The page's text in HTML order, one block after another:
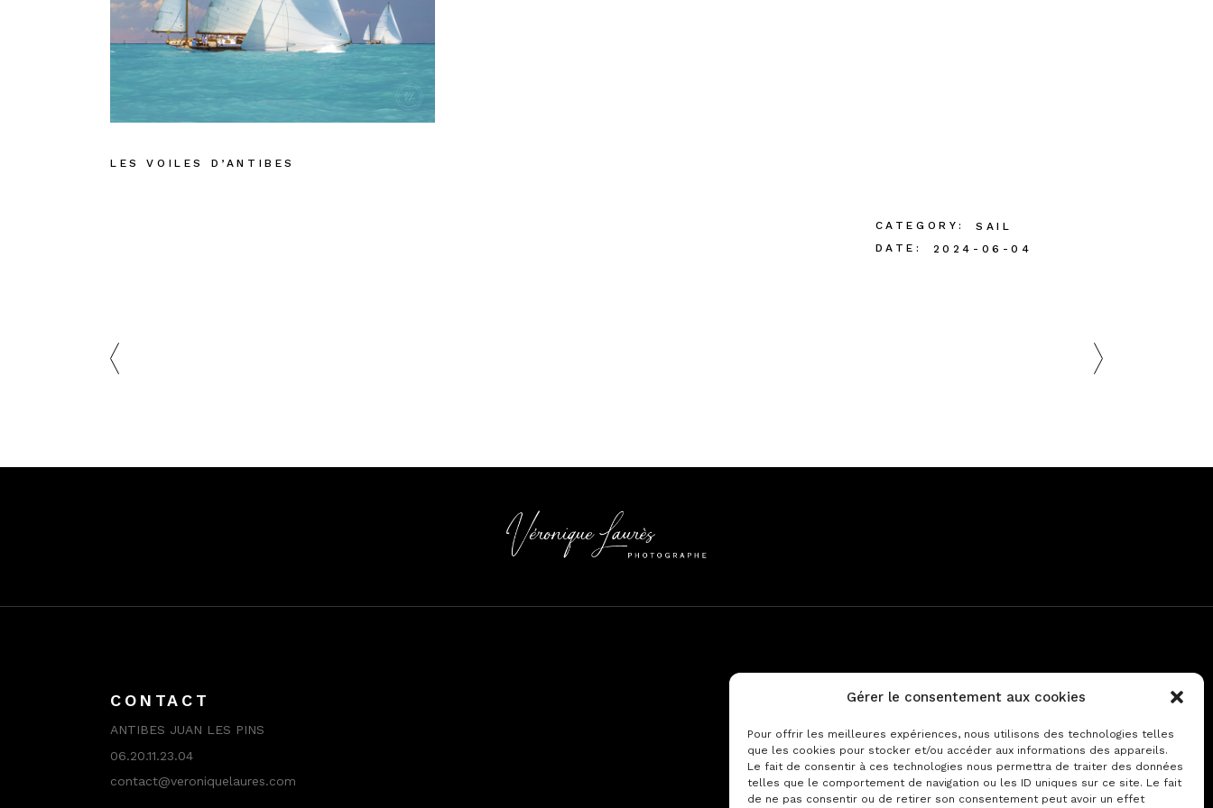
Gérer le consentement aux cookies
Pour offrir les meilleures expériences, nous utilisons des technologies telles
que les cookies pour stocker et/ou accéder aux informations des appareils.
Le fait de consentir à ces technologies nous permettra de traiter des données
telles que le comportement de navigation ou les ID uniques sur ce site. Le fait
de ne pas consentir ou de retirer son consentement peut avoir un effet
LES VOILES D’ANTIBES
CATEGORY:
SAIL
DATE:
2024-06-04
CONTACT
ANTIBES JUAN LES PINS
06.20.11.23.04
contact@veroniquelaures.com